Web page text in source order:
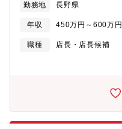
うなレイアウトの考案・陳
経営に関する幅広い業務を
50～17：10（実働8時間／
時間／休憩80分）・10：50
ウトに沿って並べますが、
だけの仕事ができるのかが
年次・部門ごとに行う年200
希望者を対象とした、アメ
研修も費用はほぼ会社負担
勤務地 長野県
年収 450万円～600万円
職種
店長・店長候補